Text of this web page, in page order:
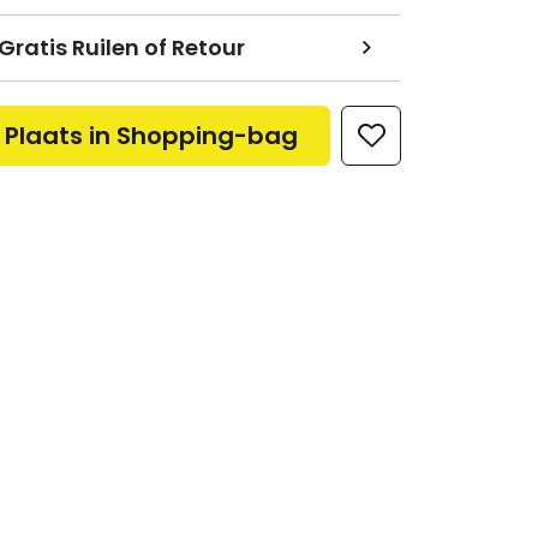
Ruilen of Retour
Plaats in Shopping-bag